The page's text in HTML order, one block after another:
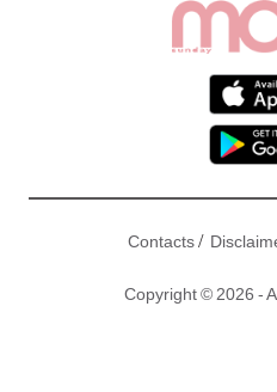
Contacts/
Copyright © 2026 -